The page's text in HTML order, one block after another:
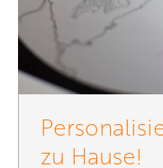
zu Hause!